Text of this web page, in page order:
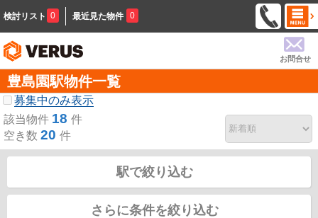
検討リスト 0 最近見た物件 0
お問合せ
豊島園駅物件一覧
募集中のみ表示
該当物件 18 件
空き数 20 件
駅で絞り込む
さらに条件を絞り込む